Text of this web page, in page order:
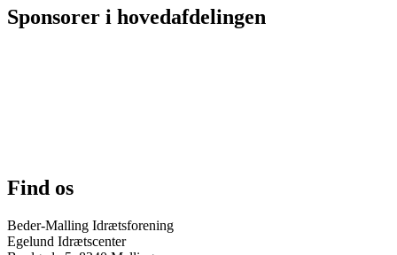
Sponsorer i hovedafdelingen
Find os
Beder-Malling Idrætsforening
Egelund Idrætscenter